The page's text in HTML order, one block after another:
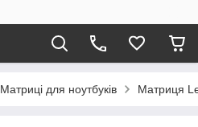
Матриці для ноутбуків Матриця